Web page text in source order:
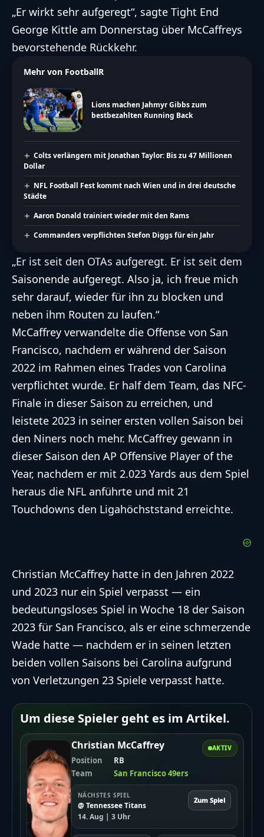
„Er wirkt sehr aufgeregt“, sagte Tight End
George Kittle am Donnerstag über McCaffreys
bevorstehende Rückkehr.
Mehr von FootballR
Lions machen Jahmyr Gibbs zum
bestbezahlten Running Back
Colts verlängern mit Jonathan Taylor: Bis zu 47 Millionen
Dollar
NFL Football Fest kommt nach Wien und in drei deutsche
Städte
Aaron Donald trainiert wieder mit den Rams
Commanders verpflichten Stefon Diggs für ein Jahr
„Er ist seit den OTAs aufgeregt. Er ist seit dem
Saisonende aufgeregt. Also ja, ich freue mich
sehr darauf, wieder für ihn zu blocken und
neben ihm Routen zu laufen.“
McCaffrey verwandelte die Offense von San
Francisco, nachdem er während der Saison
2022 im Rahmen eines Trades von Carolina
verpflichtet wurde. Er half dem Team, das NFC-
Finale in dieser Saison zu erreichen, und
leistete 2023 in seiner ersten vollen Saison bei
den Niners noch mehr. McCaffrey gewann in
dieser Saison den AP Offensive Player of the
Year, nachdem er mit 2.023 Yards aus dem Spiel
heraus die NFL anführte und mit 21
Touchdowns den Ligahöchststand erreichte.
Christian McCaffrey hatte in den Jahren 2022
und 2023 nur ein Spiel verpasst — ein
bedeutungsloses Spiel in Woche 18 der Saison
2023 für San Francisco, als er eine schmerzende
Wade hatte — nachdem er in seinen letzten
beiden vollen Saisons bei Carolina aufgrund
von Verletzungen 23 Spiele verpasst hatte.
Um diese Spieler geht es im Artikel.
AKTIV
Christian McCaffrey
Position
RB
Team
San Francisco 49ers
NÄCHSTES SPIEL
@ Tennessee Titans
14. Aug | 3 Uhr
Zum Spiel